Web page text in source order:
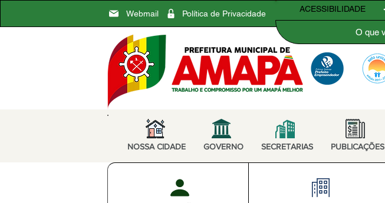
Webmail Política de Privacidade ACESSIBILIDADE
NOSSA CIDADE GOVERNO SECRETARIAS PUBLICAÇÕES